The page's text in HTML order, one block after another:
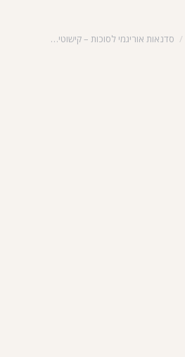
סדנאות אוריגמי לסוכות – קישוטי…